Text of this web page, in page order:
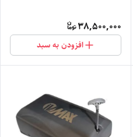
38,500,000
افزودن به سبد